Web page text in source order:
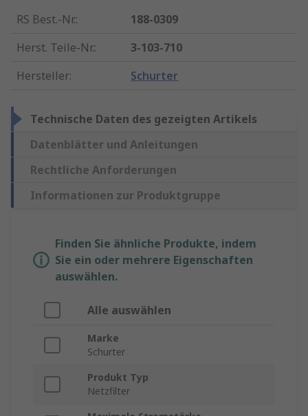
RS Best.-Nr.:
188-0309
Herst. Teile-Nr.:
3-103-710
Hersteller: Schurter
Technische Daten des gezeigten Artikels
Datenblätter und Anleitungen
Rechtliche Anforderungen
Informationen zur Produktgruppe
Finden Sie ähnliche Produkte, indem
Sie ein oder mehrere Eigenschaften
auswählen.
Alle auswählen
Marke
Schurter
Produkt Typ
Netzfilter